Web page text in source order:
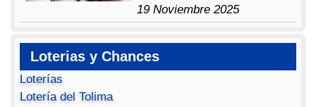
19 Noviembre 2025
Loterias y Chances
Loterías
Lotería del Tolima